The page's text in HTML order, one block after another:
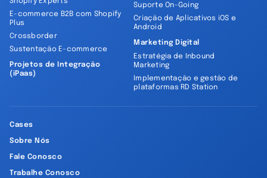
E-commerce B2B com Shopify
Plus
Crossborder
Sustentação E-commerce
Projetos de Integração
(iPaas)
Suporte On-Going
Criação de Aplicativos iOS e
Android
Marketing Digital
Estratégia de Inbound
Marketing
Implementação e gestão de
plataformas RD Station
Cases
Sobre Nós
Fale Conosco
Trabalhe Conosco